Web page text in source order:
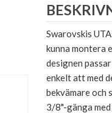
Swarovskis
kunna montera
designen
enkelt att med
bekvämare och
3/8"-gänga